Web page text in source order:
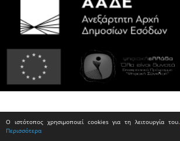
Ο ιστότοπος χρησιμοποιεί cookies για τη λειτουργία του.
Περισσότερα